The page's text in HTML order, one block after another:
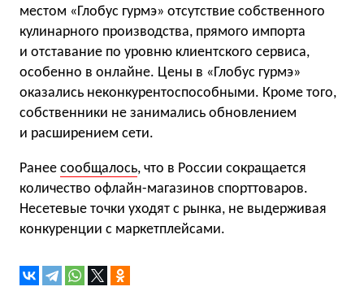
местом «Глобус гурмэ» отсутствие собственного
кулинарного производства, прямого импорта
и отставание по уровню клиентского сервиса,
особенно в онлайне. Цены в «Глобус гурмэ»
оказались неконкурентоспособными. Кроме того,
собственники не занимались обновлением
и расширением сети.
Ранее сообщалось, что в России сокращается
количество офлайн-магазинов спорттоваров.
Несетевые точки уходят с рынка, не выдерживая
конкуренции с маркетплейсами.